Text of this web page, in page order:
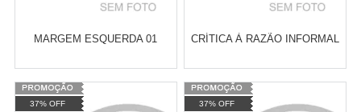
MARGEM ESQUERDA 01
Varejo:
CRÍTICA À RAZÃO INFORMAL
Varejo:
37% OFF 37% OFF